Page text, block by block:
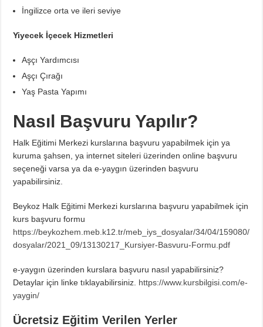
İngilizce orta ve ileri seviye
Yiyecek İçecek Hizmetleri
Aşçı Yardımcısı
Aşçı Çırağı
Yaş Pasta Yapımı
Nasıl Başvuru Yapılır?
Halk Eğitimi Merkezi kurslarına başvuru yapabilmek için ya
kuruma şahsen, ya internet siteleri üzerinden online başvuru
seçeneği varsa ya da e-yaygın üzerinden başvuru
yapabilirsiniz.
Beykoz Halk Eğitimi Merkezi kurslarına başvuru yapabilmek için
kurs başvuru formu
https://beykozhem.meb.k12.tr/meb_iys_dosyalar/34/04/159080/
dosyalar/2021_09/13130217_Kursiyer-Basvuru-Formu.pdf
e-yaygın üzerinden kurslara başvuru nasıl yapabilirsiniz?
Detaylar için linke tıklayabilirsiniz. https://www.kursbilgisi.com/e-
yaygin/
Ücretsiz Eğitim Verilen Yerler